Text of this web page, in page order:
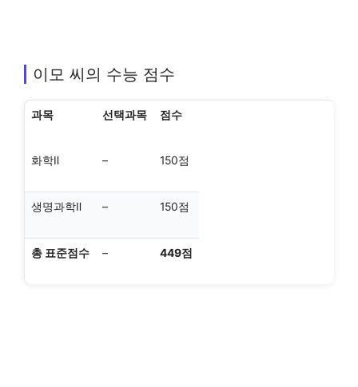
이모 씨의 수능 점수
과목 선택과목 점수
화학Ⅱ – 150점
생명과학Ⅱ – 150점
총 표준점수 – 449점